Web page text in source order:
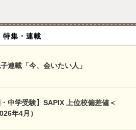
特集・連載
連載「今、会いたい人」
中学受験】SAPIX 上位校偏差値＜
年4月）